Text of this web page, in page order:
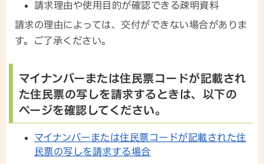
請求理由や使用目的が確認できる疎明資料
請求の理由によっては、交付ができない場合がありま
す。ご了承ください。
マイナンバーまたは住民票コードが記載され
た住民票の写しを請求するときは、以下の
ページを確認してください。
マイナンバーまたは住民票コードが記載された住
民票の写しを請求する場合